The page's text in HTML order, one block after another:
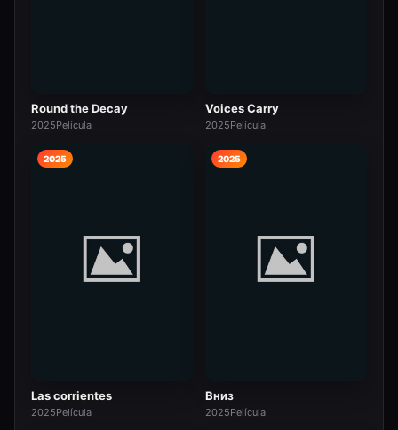
Round the Decay
2025Película
Voices Carry
2025Película
2025
Las corrientes
2025Película
2025
Вниз
2025Película